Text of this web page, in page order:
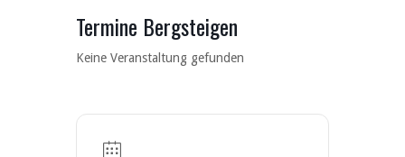
Termine Bergsteigen
Keine Veranstaltung gefunden